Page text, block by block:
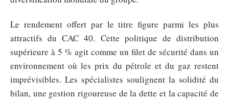
Le rendement offert par le titre figure parmi les plus
attractifs du CAC 40. Cette politique de distribution
supérieure à 5 % agit comme un filet de sécurité dans un
environnement où les prix du pétrole et du gaz restent
imprévisibles. Les spécialistes soulignent la solidité du
bilan, une gestion rigoureuse de la dette et la capacité de